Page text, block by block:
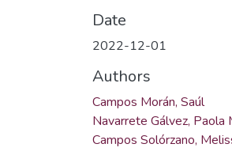
Date
2022-12-01
Authors
Campos Morán, Saúl
Navarrete Gálvez, Paola
Campos Solórzano,